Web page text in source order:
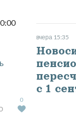
0
вчера 15:35
с 1